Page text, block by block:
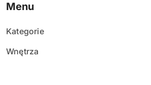
Menu
Kategorie
Wnętrza